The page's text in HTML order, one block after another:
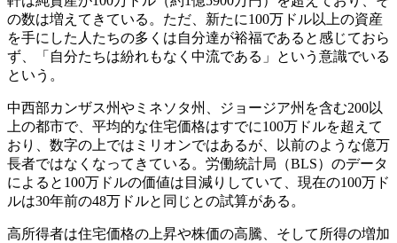
の数は増えてきている。ただ、新たに100万ドル以上の資産
を手にした人たちの多くは自分達が裕福であると感じておら
ず、「自分たちは紛れもなく中流である」という意識でいる
という。
中西部カンザス州やミネソタ州、ジョージア州を含む200以
上の都市で、平均的な住宅価格はすでに100万ドルを超えて
おり、数字の上ではミリオンではあるが、以前のような億万
長者ではなくなってきている。労働統計局（BLS）のデータ
によると100万ドルの価値は目減りしていて、現在の100万ド
ルは30年前の48万ドルと同じとの試算がある。
高所得者は住宅価格の上昇や株価の高騰、そして所得の増加